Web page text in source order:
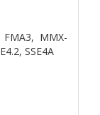
FMA3, MMX-
SSE4A